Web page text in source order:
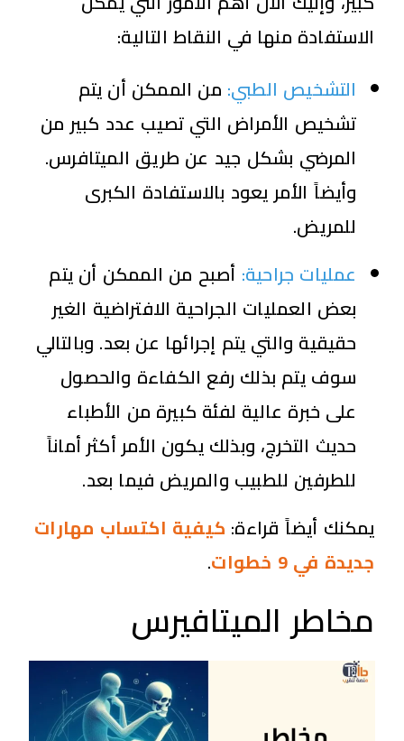
الاستفادة منها في النقاط التالية:
التشخيص الطبي: من الممكن أن يتم
تشخيص الأمراض التي تصيب عدد كبير من
المرضي بشكل جيد عن طريق الميتافرس.
وأيضاً الأمر يعود بالاستفادة الكبرى
للمريض.
عمليات جراحية: أصبح من الممكن أن يتم
بعض العمليات الجراحية الافتراضية الغير
حقيقية والتي يتم إجرائها عن بعد. وبالتالي
سوف يتم بذلك رفع الكفاءة والحصول
على خبرة عالية لفئة كبيرة من الأطباء
حديث التخرج، وبذلك يكون الأمر أكثر أماناً
للطرفين للطبيب والمريض فيما بعد.
يمكنك أيضاً قراءة: كيفية اكتساب مهارات
جديدة في 9 خطوات
.
مخاطر الميتافيرس